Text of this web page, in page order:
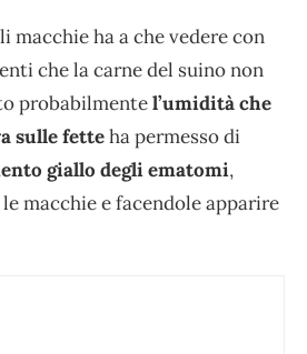
macchie ha a che vedere con
che la carne del suino non
probabilmentel’umidità che
sulle fetteha permesso di
giallo degli ematomi,
macchie e facendole apparire